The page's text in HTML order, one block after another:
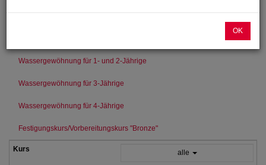
Wassergewöhnung für 1- und 2-Jährige
Wassergewöhnung für 3-Jährige
Wassergewöhnung für 4-Jährige
Festigungskurs/Vorbereitungskurs "Bronze"
alle
OK